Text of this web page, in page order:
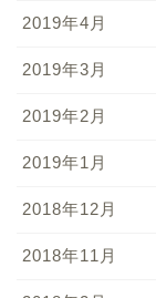
2019年4月
2019年3月
2019年2月
2019年1月
2018年12月
2018年11月